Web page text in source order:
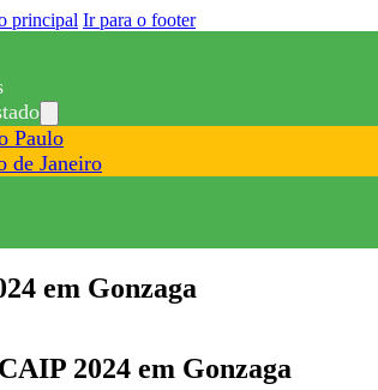
principal Ir para o footer
Paulo
de Janeiro
em Gonzaga
2024 em Gonzaga